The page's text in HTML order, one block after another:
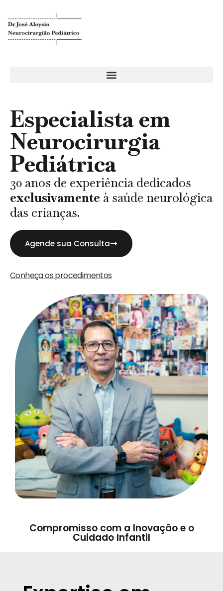
Especialista em
Neurocirurgia
Pediátrica
30 anos de experiência dedicados
exclusivamente à saúde neurológica
das crianças.
Agende sua Consulta
Conheça os procedimentos
Compromisso com a Inovação e o
Cuidado Infantil